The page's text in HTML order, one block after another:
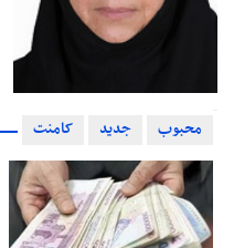
محبوب جدید کامنت